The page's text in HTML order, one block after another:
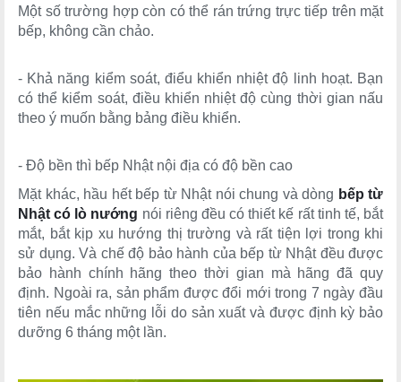
Một số trường hợp còn có thể rán trứng trực tiếp trên mặt
bếp, không cần chảo.
- Khả năng kiểm soát, điểu khiển nhiệt độ linh hoạt. Bạn
có thể kiểm soát, điều khiển nhiệt độ cùng thời gian nấu
theo ý muốn bằng bảng điều khiển.
- Độ bền thì bếp Nhật nội địa có độ bền cao
Mặt khác, hầu hết bếp từ Nhật nói chung và dòng bếp từ
Nhật có lò nướng nói riêng đều có thiết kế rất tinh tế, bắt
mắt, bắt kịp xu hướng thị trường và rất tiện lợi trong khi
sử dụng. Và chế độ bảo hành của bếp từ Nhật đều được
bảo hành chính hãng theo thời gian mà hãng đã quy
định. Ngoài ra, sản phẩm được đổi mới trong 7 ngày đầu
tiên nếu mắc những lỗi do sản xuất và được định kỳ bảo
dưỡng 6 tháng một lần.